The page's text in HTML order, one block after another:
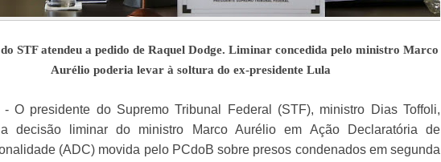
STF atendeu a pedido de Raquel Dodge. Liminar concedida pelo ministro Marco
Aurélio poderia levar à soltura do ex-presidente Lula
- O presidente do Supremo Tribunal Federal (STF), ministro Dias Toffoli,
decisão liminar do ministro Marco Aurélio em Ação Declaratória de
(ADC) movida pelo PCdoB sobre presos condenados em segunda